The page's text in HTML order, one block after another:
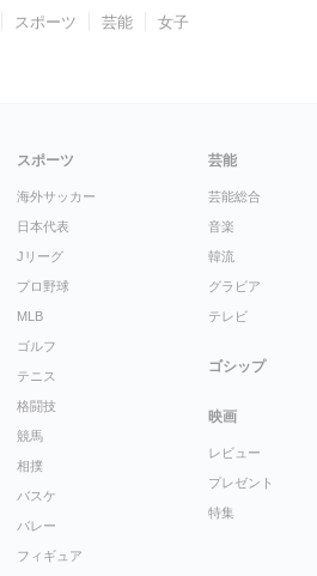
スポーツ 芸能 女子
スポーツ
海外サッカー
日本代表
Jリーグ
プロ野球
MLB
ゴルフ
テニス
格闘技
競馬
相撲
バスケ
バレー
フィギュア
芸能
芸能総合
音楽
韓流
グラビア
テレビ
ゴシップ
映画
レビュー
プレゼント
特集